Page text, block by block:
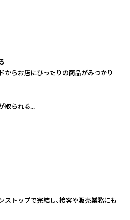
からお店にぴったりの商品がみつかり
取られる...
トップで完結し、接客や販売業務にも